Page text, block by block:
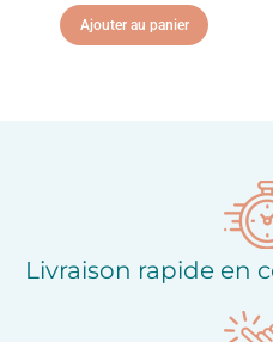
Ajouter au panier
Livraison rapide en